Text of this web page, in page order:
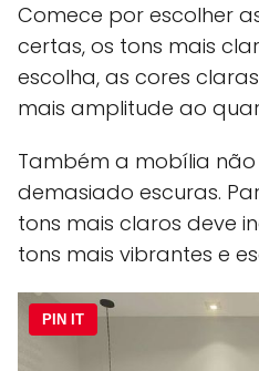
Comece por escolher
certas, os tons mais
escolha, as cores
mais amplitude ao
Também a mobília
demasiado escuras.
tons mais claros deve
tons mais vibrantes e
PIN IT